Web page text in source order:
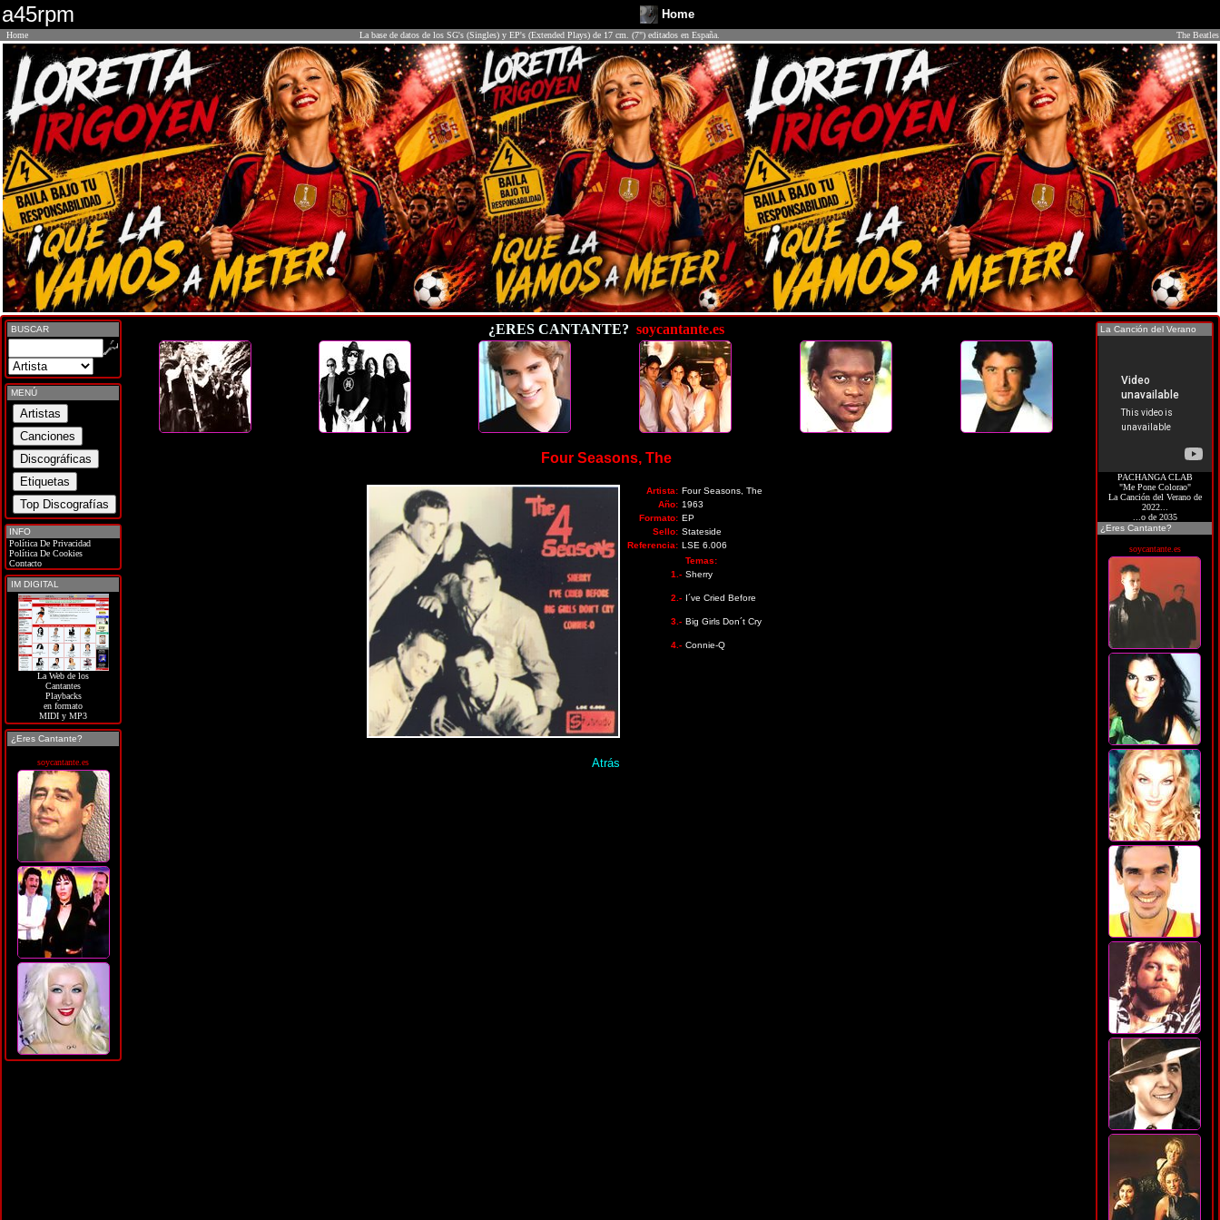
a45rpm Home
Home La base de datos de los SG's (Singles) y EP's (Extended Plays) de 17 cm. (7") editados en España. The Beatles
BUSCAR
MENÚ
INFO
Política De Privacidad
Política De Cookies
Contacto
IM DIGITAL
La Web de los
Cantantes
Playbacks
en formato
MIDI y MP3
¿Eres Cantante?
soycantante.es
¿ERES CANTANTE? soycantante.es
Four Seasons, The
Artista: Four Seasons, The
Año: 1963
Formato: EP
Sello: Stateside
Referencia: LSE 6.006
Temas:
1.- Sherry
2.- I´ve Cried Before
3.- Big Girls Don´t Cry
4.- Connie-Q
Atrás
La Canción del Verano
PACHANGA CLAB
"Me Pone Colorao"
La Canción del Verano de
2022...
...o de 2035
¿Eres Cantante?
soycantante.es